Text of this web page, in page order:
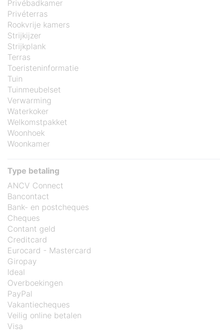
Privébadkamer
Privéterras
Rookvrije kamers
Strijkijzer
Strijkplank
Terras
Toeristeninformatie
Tuin
Tuinmeubelset
Verwarming
Waterkoker
Welkomstpakket
Woonhoek
Woonkamer
Type betaling
ANCV Connect
Bancontact
Bank- en postcheques
Cheques
Contant geld
Creditcard
Eurocard - Mastercard
Giropay
Ideal
Overboekingen
PayPal
Vakantiecheques
Veilig online betalen
Visa